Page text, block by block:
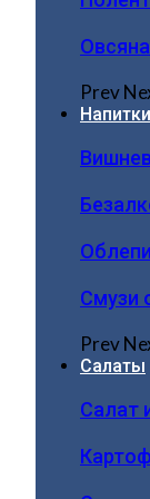
Prev
Напитки
Смузи
Prev
Салаты
Салат